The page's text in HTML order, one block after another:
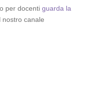
per docenti guarda la
nostro canale